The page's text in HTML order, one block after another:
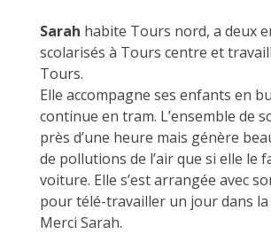
Sarah habite Tours nord, a deux
scolarisés à Tours centre et
Tours.
Elle accompagne ses enfants en
continue en tram. L’ensemble de
près d’une heure mais génère
de pollutions de l’air que si elle le
voiture. Elle s’est arrangée avec
pour télé-travailler un jour dans la
Merci Sarah.